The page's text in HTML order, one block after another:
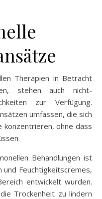
Therapien in Betracht
stehen auch nicht-
zur Verfügung.
umfassen, die sich
konzentrieren, ohne dass
Behandlungen ist
Feuchtigkeitscremes,
entwickelt wurden.
Trockenheit zu lindern